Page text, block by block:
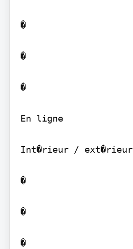
�
�
�
En ligne
Int�rieur / ext�rieur
�
�
�